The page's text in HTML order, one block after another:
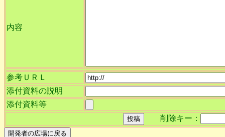
内容
参考ＵＲＬ
添付資料の説明
添付資料等
削除キー：